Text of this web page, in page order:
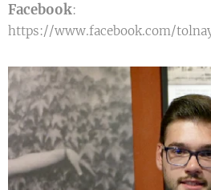
Facebook:
https://www.facebook.com/